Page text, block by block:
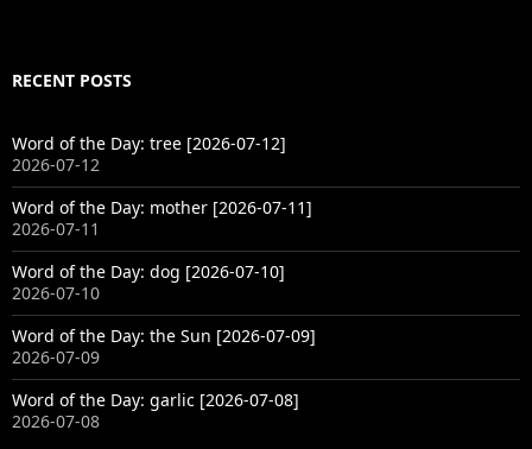
RECENT POSTS
Word of the Day: tree [2026-07-12]
2026-07-12
Word of the Day: mother [2026-07-11]
2026-07-11
Word of the Day: dog [2026-07-10]
2026-07-10
Word of the Day: the Sun [2026-07-09]
2026-07-09
Word of the Day: garlic [2026-07-08]
2026-07-08